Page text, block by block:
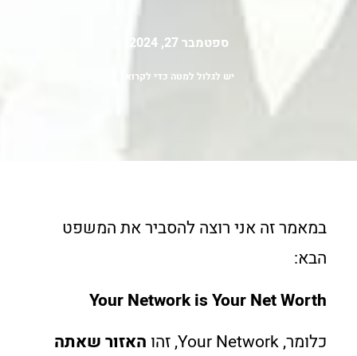
ספטמבר 27, 2024
יש לגלול למטה כדי לקרוא
במאמר זה אני רוצה להסביר את המשפט
הבא:
Your Network is Your Net Worth
כלומר, Your Network, זהו
האזור שאתה